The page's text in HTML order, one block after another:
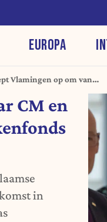
EUROPA
Vlamingen op om van
CM en
in